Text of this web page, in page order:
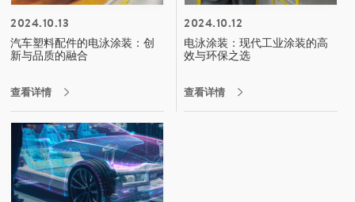
2024.10.13
汽车塑料配件的电泳涂装：创
新与品质的融合
查看详情 
2024.10.12
电泳涂装：现代工业涂装的高
效与环保之选
查看详情 